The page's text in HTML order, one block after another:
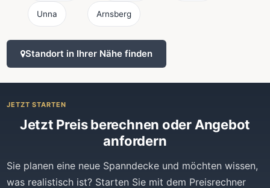
Unna Arnsberg
Standort in Ihrer Nähe finden
JETZT STARTEN
Jetzt Preis berechnen oder Angebot
anfordern
Sie planen eine neue Spanndecke und möchten wissen,
was realistisch ist? Starten Sie mit dem Preisrechner